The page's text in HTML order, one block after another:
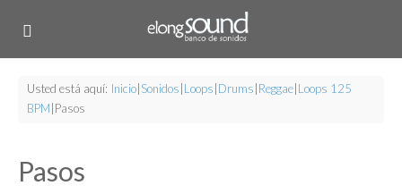
Usted está aquí: Inicio Sonidos Loops Drums Reggae Loops 125
BPM Pasos
Pasos